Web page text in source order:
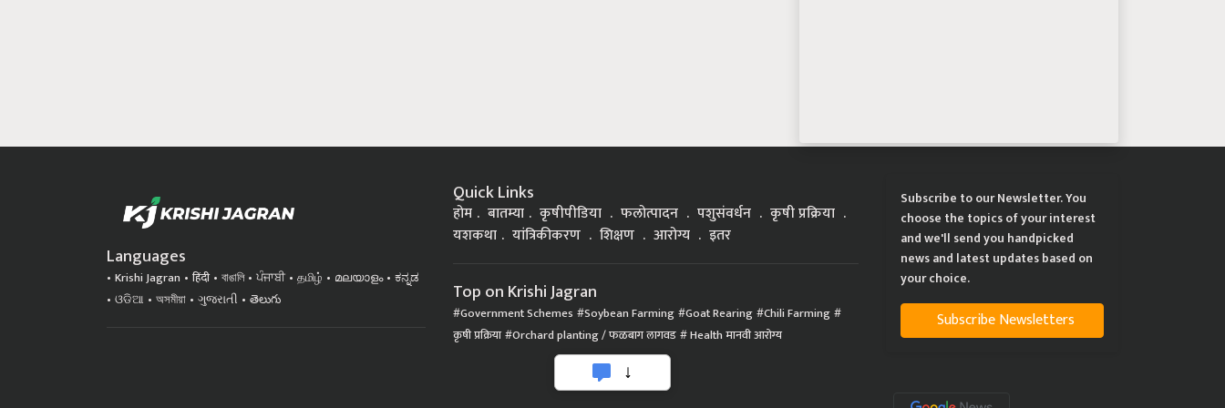
Languages
Krishi Jagran हिंदी বাঙালি ਪੰਜਾਬੀ தமிழ் മലയാളം
ಕನ್ನಡ
ଓଡିଆ
অসমীয়া ગુજરાતી తెలుగు
Quick Links
होम बातम्या कृषीपीडिया फलोत्पादन पशुसंवर्धन
कृषी प्रक्रिया
यशकथा
यांत्रिकीकरण शिक्षण आरोग्य इतर
Top on Krishi Jagran
Government Schemes Soybean Farming Goat Rearing Chili Farming
कृषी प्रक्रिया Orchard planting / फळबाग लागवड Health मानवी आरोग्य
Subscribe to our Newsletter. You
choose the topics of your interest
and we'll send you handpicked
news and latest updates based on
your choice.
Subscribe Newsletters